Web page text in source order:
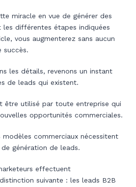
miracle en vue de générer des
les différentes étapes indiquées
vous augmenterez sans aucun
succès.
les détails, revenons un instant
de leads qui existent.
être utilisé par toute entreprise qui
opportunités commerciales.
commerciaux nécessitent
génération de leads.
effectuent
suivante : les leads B2B